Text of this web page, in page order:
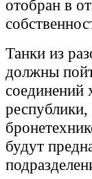
отобран в
Танки из
должны
соединений
будут